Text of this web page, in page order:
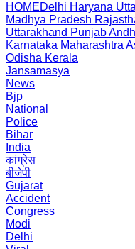
HOMEDelhi Haryana
Madhya Pradesh
Uttarakhand Punjab
Karnataka Maharashtra
Odisha Kerala
Jansamasya
News
Bjp
National
Police
Bihar
India
कांग्रेस
बीजेपी
Gujarat
Accident
Congress
Modi
Delhi